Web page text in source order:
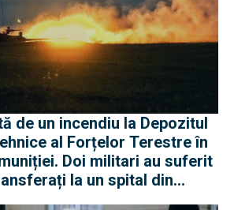
de un incendiu la Depozitul
al Forțelor Terestre în
Doi militari au suferit
la un spital din